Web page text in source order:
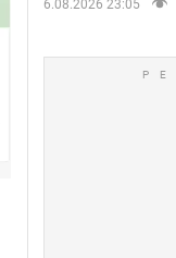
6.08.2026 23:05